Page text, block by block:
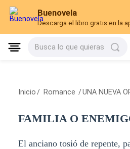
Buenovela
Descarga el libro gratis en la
Busca lo que quieras
Inicio / Romance /UNA NUEVA
FAMILIA O
El anciano tosió de repente,